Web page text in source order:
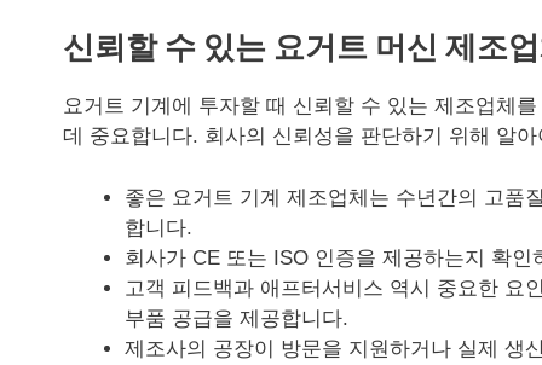
신뢰할 수 있는 요거트 머신 제조
요거트 기계에 투자할 때 신뢰할 수 있는 제조업체
데 중요합니다. 회사의 신뢰성을 판단하기 위해 알
좋은 요거트 기계 제조업체는 수년간의 고품
합니다.
회사가 CE 또는 ISO 인증을 제공하는지 확
고객 피드백과 애프터서비스 역시 중요한 요
부품 공급을 제공합니다.
제조사의 공장이 방문을 지원하거나 실제 생